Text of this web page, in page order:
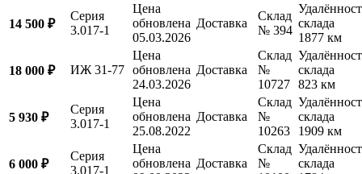
14 500 ₽
Серия
3.017-1
Цена
обновлена
05.03.2026
Доставка
Склад
№ 394
склада
1877 км
18 000 ₽ ИЖ 31-77
Цена
обновлена
24.03.2026
Доставка
Склад
№
10727
склада
823 км
5 930 ₽
Серия
3.017-1
Цена
обновлена
25.08.2022
Доставка
Склад
№
10263
склада
1909 км
6 000 ₽
Серия
3.017-1
Цена
обновлена Доставка
Склад
№
склада